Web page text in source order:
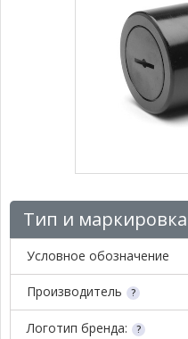
Тип и маркировка
Условное обозначение
Производитель
Логотип бренда: